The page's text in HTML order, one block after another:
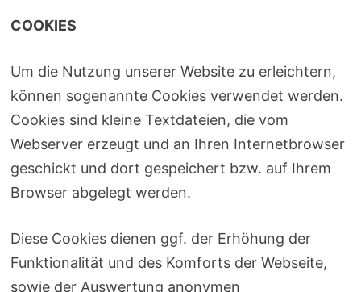
COOKIES
Um die Nutzung unserer Website zu erleichtern,
können sogenannte Cookies verwendet werden.
Cookies sind kleine Textdateien, die vom
Webserver erzeugt und an Ihren Internetbrowser
geschickt und dort gespeichert bzw. auf Ihrem
Browser abgelegt werden.
Diese Cookies dienen ggf. der Erhöhung der
Funktionalität und des Komforts der Webseite,
sowie der Auswertung anonymen